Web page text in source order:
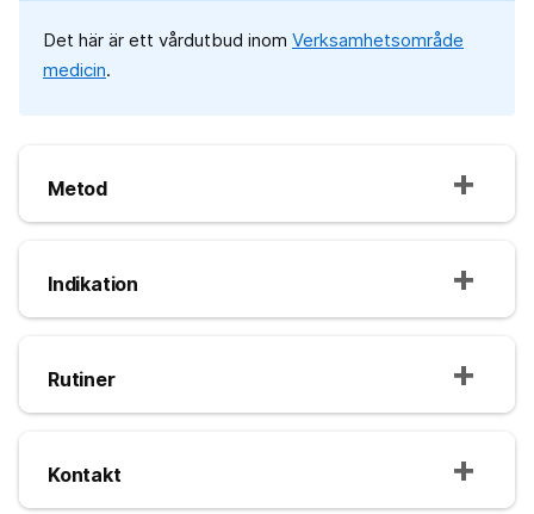
Det här är ett vårdutbud inom Verksamhetsområde
medicin.
Metod
Indikation
Rutiner
Kontakt